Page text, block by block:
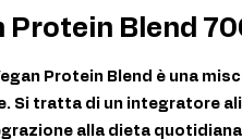
Protein Blend
Protein Blend è una
Si tratta di un integratore
alla dieta